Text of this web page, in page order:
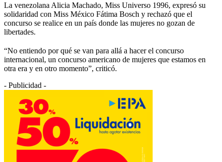
La venezolana Alicia Machado, Miss Universo 1996, expresó su
solidaridad con Miss México Fátima Bosch y rechazó que el
concurso se realice en un país donde las mujeres no gozan de
libertades.
“No entiendo por qué se van para allá a hacer el concurso
internacional, un concurso americano de mujeres que estamos en
otra era y en otro momento”, criticó.
- Publicidad -